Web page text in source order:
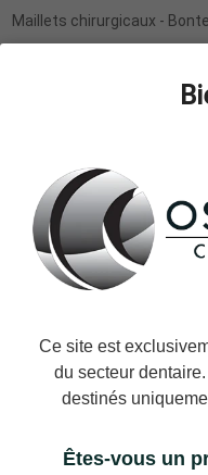
Maillets chirurgicaux -
accessoires- MC bio
Ce site est
du secteur
destinés
Êtes-vous un